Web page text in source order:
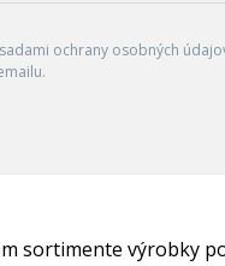
ochrany osobných
sortimente výrobky